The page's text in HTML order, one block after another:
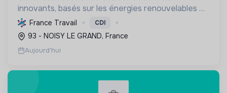
innovants, basés sur les énergies renouvelables et
la récupération, pour décarboner l'énergie,
améliorer l'efficacité et réduire les coûts,
contribuant ainsi à...
France Travail CDI
93 - NOISY LE GRAND, France
Aujourd'hui